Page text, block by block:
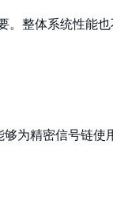
整体系统性能
为精密信号链使